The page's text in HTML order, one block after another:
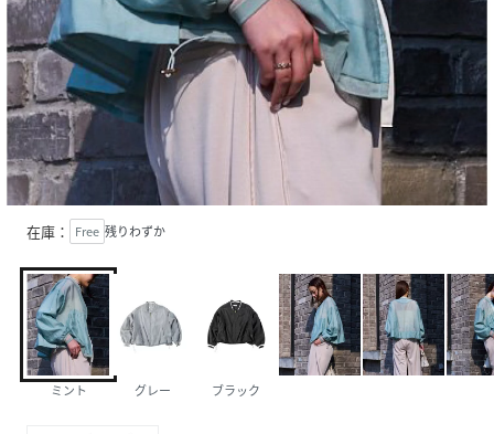
在庫： Free 残りわずか
ミント グレー ブラック